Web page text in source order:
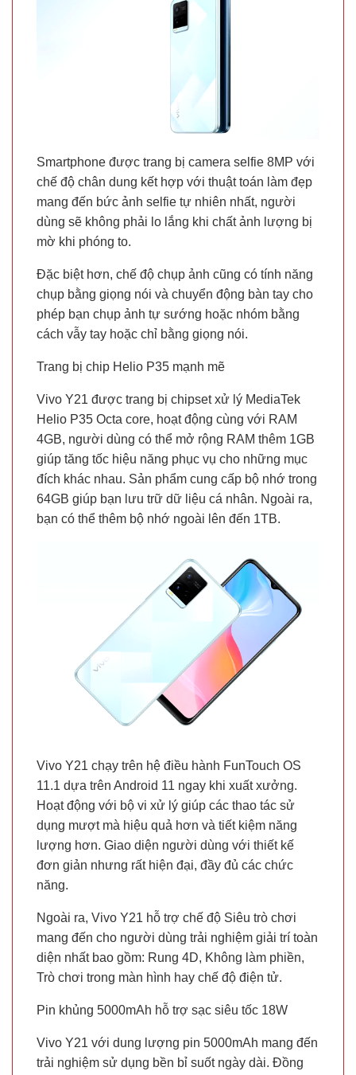
Smartphone được trang bị camera selfie 8MP với
chế độ chân dung kết hợp với thuật toán làm đẹp
mang đến bức ảnh selfie tự nhiên nhất, người
dùng sẽ không phải lo lắng khi chất ảnh lượng bị
mờ khi phóng to.
Đặc biệt hơn, chế độ chụp ảnh cũng có tính năng
chụp bằng giọng nói và chuyển động bàn tay cho
phép bạn chụp ảnh tự sướng hoặc nhóm bằng
cách vẫy tay hoặc chỉ bằng giọng nói.
Trang bị chip Helio P35 mạnh mẽ
Vivo Y21 được trang bị chipset xử lý MediaTek
Helio P35 Octa core, hoạt động cùng với RAM
4GB, người dùng có thể mở rộng RAM thêm 1GB
giúp tăng tốc hiệu năng phục vụ cho những mục
đích khác nhau. Sản phẩm cung cấp bộ nhớ trong
64GB giúp bạn lưu trữ dữ liệu cá nhân. Ngoài ra,
bạn có thể thêm bộ nhớ ngoài lên đến 1TB.
Vivo Y21 chạy trên hệ điều hành FunTouch OS
11.1 dựa trên Android 11 ngay khi xuất xưởng.
Hoạt động với bộ vi xử lý giúp các thao tác sử
dụng mượt mà hiệu quả hơn và tiết kiệm năng
lượng hơn. Giao diện người dùng với thiết kế
đơn giản nhưng rất hiện đại, đầy đủ các chức
năng.
Ngoài ra, Vivo Y21 hỗ trợ chế độ Siêu trò chơi
mang đến cho người dùng trải nghiệm giải trí toàn
diện nhất bao gồm: Rung 4D, Không làm phiền,
Trò chơi trong màn hình hay chế độ điện tử.
Pin khủng 5000mAh hỗ trợ sạc siêu tốc 18W
Vivo Y21 với dung lượng pin 5000mAh mang đến
trải nghiệm sử dụng bền bỉ suốt ngày dài. Đồng